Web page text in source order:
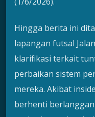
Hingga berita ini
lapangan futsal
klarifikasi terkait
perbaikan sistem
mereka. Akibat
berhenti